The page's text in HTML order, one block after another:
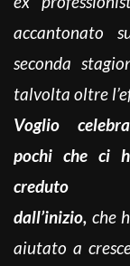
accantonato
seconda
talvolta oltre
Voglio
pochi che ci
creduto
dall’inizio, che
aiutato a